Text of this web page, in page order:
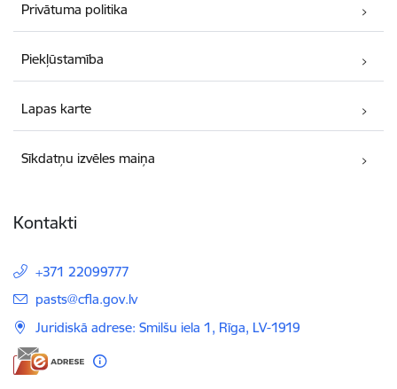
Privātuma politika
Piekļūstamība
Lapas karte
Sīkdatņu izvēles maiņa
Kontakti
+371 22099777
E-pasts:
pasts@cfla.gov.lv
Juridiskā adrese: Smilšu iela 1, Rīga, LV-1919